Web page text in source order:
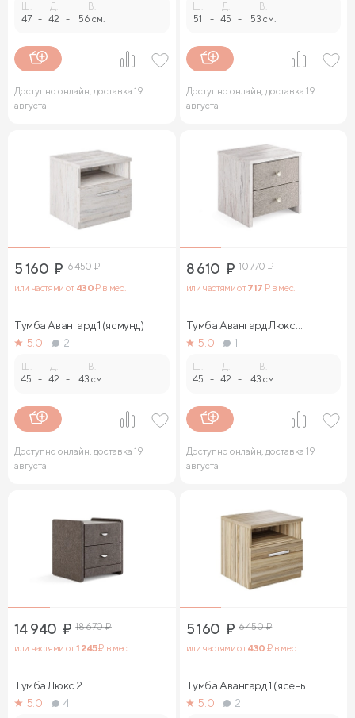
Ш.
47 -
Д.
42 -
В.
56 см.
Доступно онлайн, доставка 19
августа
Ш.
51 -
Д.
45 -
В.
53 см.
Доступно онлайн, доставка 19
августа
5 160 ₽ 6 450₽
или частями от 430₽ в мес.
Тумба Авангард 1 (ясмунд)
5.0
2
45 -
Д.
42 -
В.
43 см.
Доступно онлайн, доставка 19
августа
8 610 ₽ 10 770₽
или частями от717 ₽ в мес.
Тумба Авангард Люкс
(ясмунд)
5.0 1
45 -
Д.
42 -
В.
43 см.
Доступно онлайн, доставка 19
августа
14 940 ₽ 18 670₽
или частями от1 245₽ в мес.
Тумба Люкс 2
5.0
4
5 160 ₽ 6 450₽
или частями от430 ₽ в мес.
Тумба Авангард 1 (ясень
ориноко)
5.0 2